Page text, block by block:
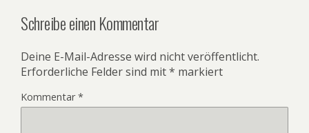
Schreibe einen Kommentar
Deine E-Mail-Adresse wird nicht veröffentlicht.
Erforderliche Felder sind mit* markiert
Kommentar*